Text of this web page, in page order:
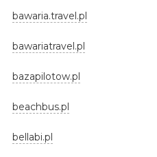
bawaria.travel.pl
bawariatravel.pl
bazapilotow.pl
beachbus.pl
bellabi.pl